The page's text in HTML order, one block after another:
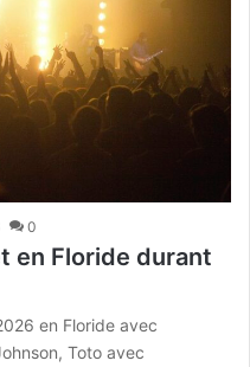
0
en Floride durant
en Floride avec
Toto avec